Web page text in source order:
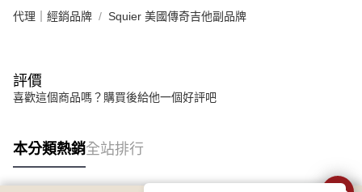
代理｜經銷品牌 Squier 美國傳奇吉他副品牌
評價
喜歡這個商品嗎？購買後給他一個好評吧
本分類熱銷全站排行